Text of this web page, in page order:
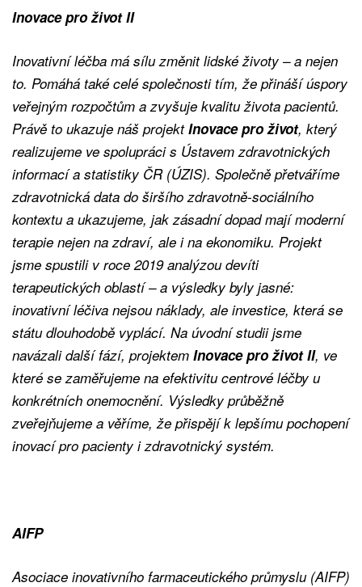
Inovace pro život II
Inovativní léčba má sílu změnit lidské životy – a nejen
to. Pomáhá také celé společnosti tím, že přináší úspory
veřejným rozpočtům a zvyšuje kvalitu života pacientů.
Právě to ukazuje náš projektInovace pro život, který
realizujeme ve spolupráci s Ústavem zdravotnických
informací a statistiky ČR (ÚZIS). Společně přetváříme
zdravotnická data do širšího zdravotně-sociálního
kontextu a ukazujeme, jak zásadní dopad mají moderní
terapie nejen na zdraví, ale i na ekonomiku. Projekt
jsme spustili v roce 2019 analýzou devíti
terapeutických oblastí – a výsledky byly jasné:
inovativní léčiva nejsou náklady, ale investice, která se
státu dlouhodobě vyplácí. Na úvodní studii jsme
navázali další fází, projektem Inovace pro život II, ve
které se zaměřujeme na efektivitu centrové léčby u
konkrétních onemocnění. Výsledky průběžně
zveřejňujeme a věříme, že přispějí k lepšímu pochopení
inovací pro pacienty i zdravotnický systém.
AIFP
Asociace inovativního farmaceutického průmyslu (AIFP)